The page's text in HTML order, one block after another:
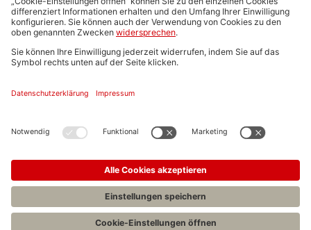
ALLGEMEIN
FAQs
Impressum
Stellenangebote C.H.BECK